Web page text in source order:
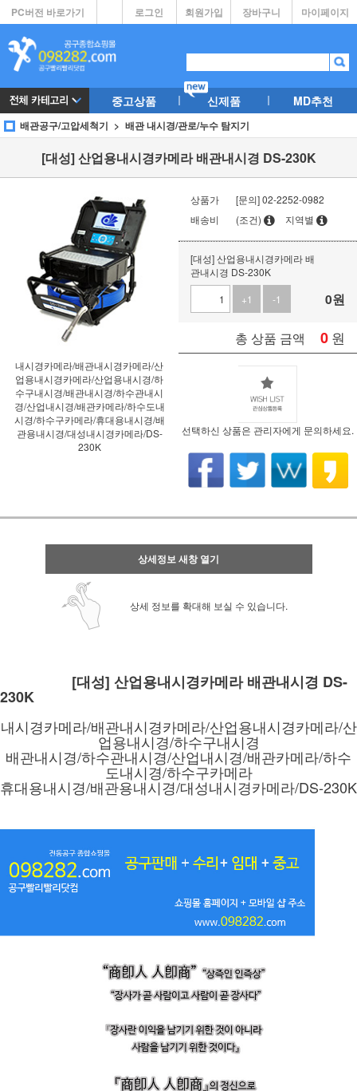
PC버전 바로가기 마이페이지
장바구니
회원가입
로그인
중고상품 신제품 MD추천
배관공구/고압세척기 배관 내시경/관로/누수 탐지기
[대성] 산업용내시경카메라 배관내시경 DS-230K
내시경카메라/배관내시경카메라/산
업용내시경카메라/산업용내시경/하
수구내시경/배관내시경/하수관내시
경/산업내시경/배관카메라/하수도내
시경/하수구카메라/휴대용내시경/배
관용내시경/대성내시경카메라/DS-
230K
상품가
[문의] 02-2252-0982
배송비
(조건) 지역별
[대성] 산업용내시경카메라 배
관내시경 DS-230K
+1
-1 0원
총 상품 금액 0 원
선택하신 상품은 관리자에게 문의하세요.
상세정보 새창 열기
상세 정보를 확대해 보실 수 있습니다.
[대성] 산업용내시경카메라 배관내시경 DS-
230K
내시경카메라/배관내시경카메라/산업용내시경카메라/산
업용내시경/하수구내시경
배관내시경/하수관내시경/산업내시경/배관카메라/하수
도내시경/하수구카메라
휴대용내시경/배관용내시경/대성내시경카메라/DS-230K